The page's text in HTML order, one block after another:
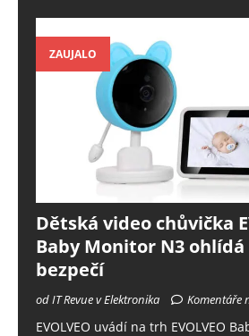
ZAUJALO
Dětská video chůvička
Baby Monitor N3
bezpečí
od IT Revue v Elektronika Komentáře
EVOLVEO uvádí na trh EVOLVEO